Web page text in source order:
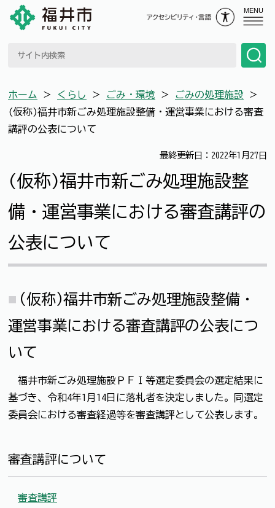
MENU
ホーム ＞ くらし ＞ ごみ・環境 ＞ ごみの処理施設 ＞
(仮称)福井市新ごみ処理施設整備・運営事業における審査
講評の公表について
最終更新日：2022年1月27日
(仮称)福井市新ごみ処理施設整
備・運営事業における審査講評の
公表について
(仮称)福井市新ごみ処理施設整備・
運営事業における審査講評の公表につ
いて
福井市新ごみ処理施設ＰＦＩ等選定委員会の選定結果に
基づき、令和4年1月14日に落札者を決定しました。同選定
委員会における審査経過等を審査講評として公表します。
審査講評について
審査講評